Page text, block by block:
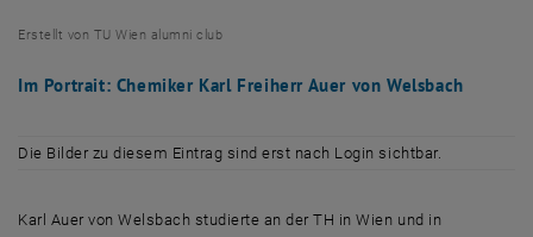
Erstellt von TU Wien alumni club
Im Portrait: Chemiker Karl Freiherr Auer von Welsbach
Die Bilder zu diesem Eintrag sind erst nach Login sichtbar.
Karl Auer von Welsbach studierte an der TH in Wien und in